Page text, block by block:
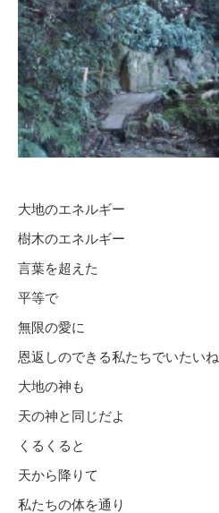
大地のエネルギー
樹木のエネルギー
言葉を超えた
平等で
無限の愛に
恩返しのできる私たちでいたいね
大地の神も
天の神と同じだよ
くるくると
天から降りて
私たちの体を通り